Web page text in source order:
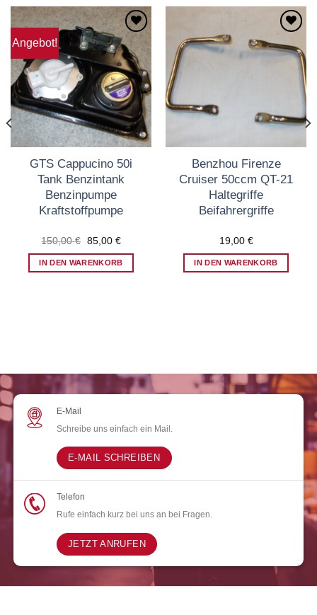
Angebot!
Zum
Wunschzettel
hinzufügen
GTS Cappucino 50i
Tank Benzintank
Benzinpumpe
Kraftstoffpumpe
150,00€ Ursprünglicher
Preis
war:
150,00 €
85,00 €Aktueller
ist:
85,00 €.
IN DEN WARENKORB
Zum
Benzhou Firenze
Cruiser 50ccm QT-21
Haltegriffe
Beifahrergriffe
19,00 €
IN DEN WARENKORB
E-Mail
Schreibe uns einfach ein Mail.
E-MAIL SCHREIBEN
Telefon
Rufe einfach kurz bei uns an bei Fragen.
JETZT ANRUFEN